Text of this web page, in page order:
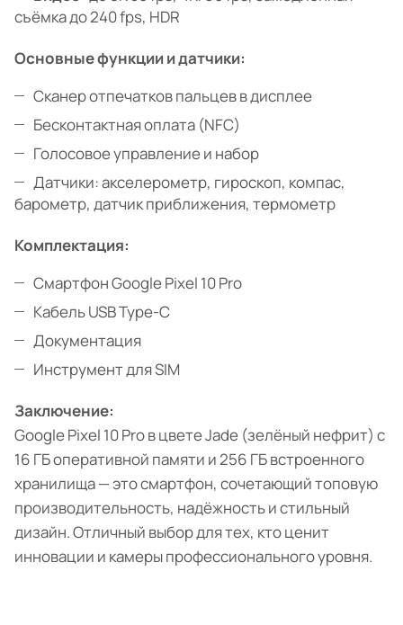
съёмка до 240 fps, HDR
Основные функции и датчики:
Сканер отпечатков пальцев в дисплее
Бесконтактная оплата (NFC)
Голосовое управление и набор
Датчики: акселерометр, гироскоп, компас,
барометр, датчик приближения, термометр
Комплектация:
Смартфон Google Pixel 10 Pro
Кабель USB Type-C
Документация
Инструмент для SIM
Заключение:
Google Pixel 10 Pro в цвете Jade (зелёный нефрит) с
16 ГБ оперативной памяти и 256 ГБ встроенного
хранилища — это смартфон, сочетающий топовую
производительность, надёжность и стильный
дизайн. Отличный выбор для тех, кто ценит
инновации и камеры профессионального уровня.